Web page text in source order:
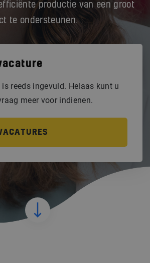
productie van een groot
te ondersteunen.
is reeds ingevuld. Helaas kunt u
meer voor indienen.